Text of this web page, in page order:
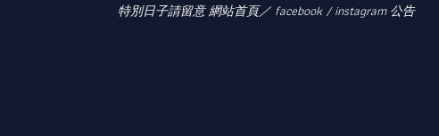
特別日子請留意 網站首頁／ facebook / instagram 公告